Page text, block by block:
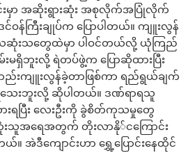
ာ အဆိုးရွားဆုံး အစုလိုက်အပြုံလိုက်
ကြီးချုပ်က ပြောပါတယ်။ ကျူးလွန်
ဆုံးသတွေထဲမှာ ပါဝင်တယ်လို့ ယုံကြည်
မရှိဘူးလို့ ရဲတပ်ဖွဲ့က ပြောဆိုထားပြီး
ကျူးလွန်ခဲ့တာဖြစ်ကာ ရည်ရွယ်ချက်
သေးဘူးလို့ ဆိုပါတယ်။ ဒဏ်ရာရသူ
ားရပြီး လေးဦးကို ခွဲစိတ်ကုသမှုတွေ
းသူအရေအတွက် တိုးလာနို်ငကြောင်း
။ အဲဒီကျောင်းဟာ ရွှေ့ပြောင်းနေထိုင်